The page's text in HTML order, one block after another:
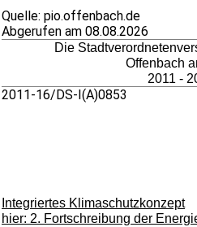
Quelle: pio.offenbach.de
Abgerufen am 08.08.2026
Die
Offenbach
2011 -
2011-16/DS-I(A)0853
Integriertes Klimaschutzkonzept
hier: 2. Fortschreibung der